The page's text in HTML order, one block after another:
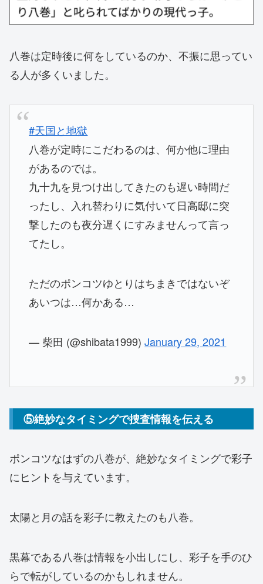
八巻は定時後に何をしているのか、不振に思ってい
る人が多くいました。
#天国と地獄
八巻が定時にこだわるのは、何か他に理由
があるのでは。
九十九を見つけ出してきたのも遅い時間だ
ったし、入れ替わりに気付いて日高邸に突
撃したのも夜分遅くにすみませんって言っ
てたし。
ただのポンコツゆとりはちまきではないぞ
あいつは…何かある…
— 柴田 (@shibata1999)January 29, 2021
⑤絶妙なタイミングで捜査情報を伝える
ポンコツなはずの八巻が、絶妙なタイミングで彩子
にヒントを与えています。
太陽と月の話を彩子に教えたのも八巻。
黒幕である八巻は情報を小出しにし、彩子を手のひ
らで転がしているのかもしれません。